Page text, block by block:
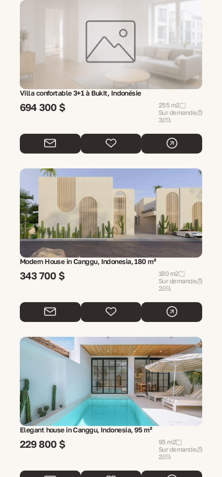
Villa confortable 3+1 à Bukit, Indonésie
694 300 $
255 m2
Sur demande
3
Modern House in Canggu, Indonesia, 180 m²
343 700 $
180 m2
Sur demande
2
Elegant house in Canggu, Indonesia, 95 m²
229 800 $
95 m2
Sur demande
2